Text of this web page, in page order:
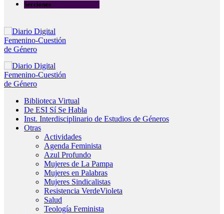
Secciones
Biblioteca Virtual
De ESI Sí Se Habla
Inst. Interdisciplinario de Estudios de Géneros
Otras
Actividades
Agenda Feminista
Azul Profundo
Mujeres de La Pampa
Mujeres en Palabras
Mujeres Sindicalistas
Resistencia VerdeVioleta
Salud
Teología Feminista